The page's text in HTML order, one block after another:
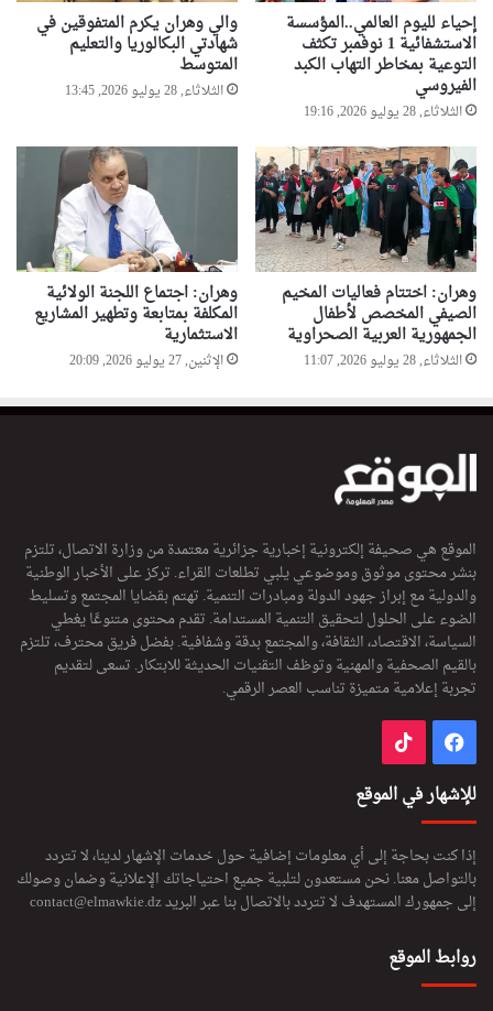
إحياء لليوم العالمي..المؤسسة
الاستشفائية 1 نوفمبر تكثف
التوعية بمخاطر التهاب الكبد
الفيروسي
الثلاثاء, 28 يوليو 2026, 19:16
والي وهران يكرم المتفوقين في
شهادتي البكالوريا والتعليم
المتوسط
الثلاثاء, 28 يوليو 2026, 13:45
وهران: اختتام فعاليات المخيم
الصيفي المخصص لأطفال
الجمهورية العربية الصحراوية
الثلاثاء, 28 يوليو 2026, 11:07
وهران: اجتماع اللجنة الولائية
المكلفة بمتابعة وتطهير المشاريع
الاستثمارية
الإثنين, 27 يوليو 2026, 20:09
الموقع هي صحيفة إلكترونية إخبارية جزائرية معتمدة من وزارة الاتصال، تلتزم
بنشر محتوى موثوق وموضوعي يلبي تطلعات القراء. تركز على الأخبار الوطنية
والدولية مع إبراز جهود الدولة ومبادرات التنمية. تهتم بقضايا المجتمع وتسليط
الضوء على الحلول لتحقيق التنمية المستدامة. تقدم محتوى متنوعًا يغطي
السياسة، الاقتصاد، الثقافة، والمجتمع بدقة وشفافية. بفضل فريق محترف، تلتزم
بالقيم الصحفية والمهنية وتوظف التقنيات الحديثة للابتكار. تسعى لتقديم
تجربة إعلامية متميزة تناسب العصر الرقمي.
فيسبوك
للإشهار في الموقع
إذا كنت بحاجة إلى أي معلومات إضافية حول خدمات الإشهار لدينا، لا تتردد
بالتواصل معنا. نحن مستعدون لتلبية جميع احتياجاتك الإعلانية وضمان وصولك
إلى جمهورك المستهدف لا تتردد بالاتصال بنا عبر البريدcontact@elmawkie.dz
روابط الموقع